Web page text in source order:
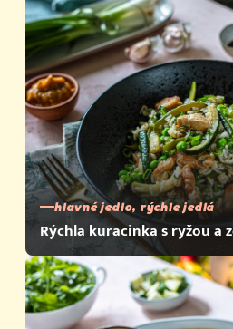
hlavné jedlo, rýchle jedlá
Rýchla kuracinka s ryžou a